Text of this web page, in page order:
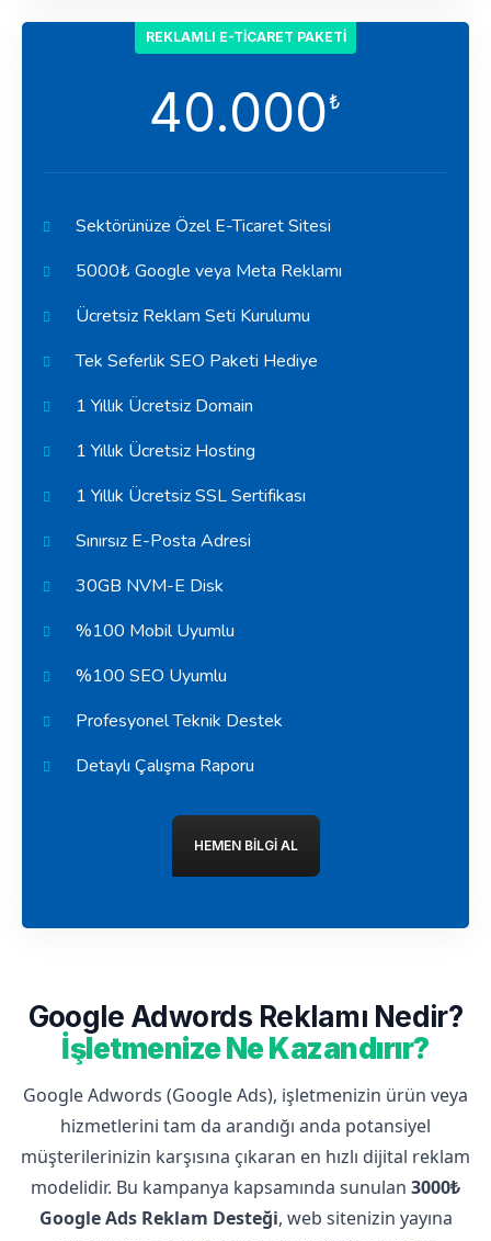
REKLAMLI E-TICARET PAKETI
40.000₺
Sektörünüze Özel E-Ticaret Sitesi
5000₺ Google veya Meta Reklamı
Ücretsiz Reklam Seti Kurulumu
Tek Seferlik SEO Paketi Hediye
1 Yıllık Ücretsiz Domain
1 Yıllık Ücretsiz Hosting
1 Yıllık Ücretsiz SSL Sertifikası
Sınırsız E-Posta Adresi
30GB NVM-E Disk
%100 Mobil Uyumlu
%100 SEO Uyumlu
Profesyonel Teknik Destek
Detaylı Çalışma Raporu
HEMEN BILGI AL
Google Adwords Reklamı Nedir?
İşletmenize Ne Kazandırır?
Google Adwords (Google Ads), işletmenizin ürün veya
hizmetlerini tam da arandığı anda potansiyel
müşterilerinizin karşısına çıkaran en hızlı dijital reklam
modelidir. Bu kampanya kapsamında sunulan 3000₺
Google Ads Reklam Desteği, web sitenizin yayına